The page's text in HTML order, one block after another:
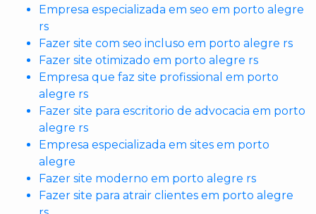
Empresa especializada em seo em porto alegre
rs
Fazer site com seo incluso em porto alegre rs
Fazer site otimizado em porto alegre rs
Empresa que faz site profissional em porto
alegre rs
Fazer site para escritorio de advocacia em porto
alegre rs
Empresa especializada em sites em porto
alegre
Fazer site moderno em porto alegre rs
Fazer site para atrair clientes em porto alegre